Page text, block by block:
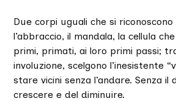
Due corpi uguali che si
l’abbraccio, il mandala, la cellula
primi, primati, ai loro primi passi;
involuzione, scelgono l’inesistente
stare vicini senza l’andare. Senza
crescere e del diminuire.